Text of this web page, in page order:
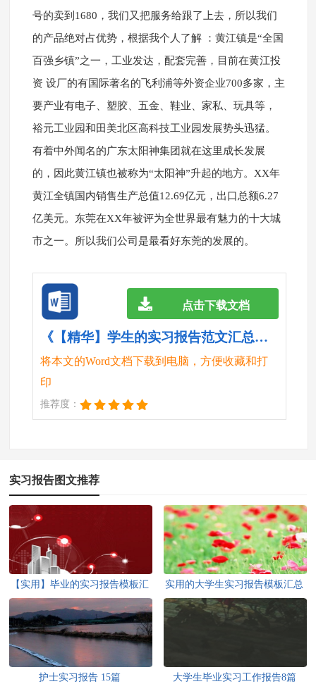
号的卖到1680，我们又把服务给跟了上去，所以我们
的产品绝对占优势，根据我个人了解 ：黄江镇是“全国
百强乡镇”之一，工业发达，配套完善，目前在黄江投
资 设厂的有国际著名的飞利浦等外资企业700多家，主
要产业有电子、塑胶、五金、鞋业、家私、玩具等，
裕元工业园和田美北区高科技工业园发展势头迅猛。
有着中外闻名的广东太阳神集团就在这里成长发展
的，因此黄江镇也被称为“太阳神”升起的地方。XX年
黄江全镇国内销售生产总值12.69亿元，出口总额6.27
亿美元。东莞在XX年被评为全世界最有魅力的十大城
市之一。所以我们公司是最看好东莞的发展的。
《【精华】学生的实习报告范文汇总九篇.doc》
将本文的Word文档下载到电脑，方便收藏和打
印
推荐度：
点击下载文档
实习报告图文推荐
【实用】毕业的实习报告模板汇
总五篇
实用的大学生实习报告模板汇总
五篇
护士实习报告 15篇 大学生毕业实习工作报告8篇